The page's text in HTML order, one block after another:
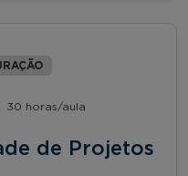
30 horas/aula
de Projetos